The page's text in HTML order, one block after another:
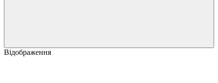
Відображення